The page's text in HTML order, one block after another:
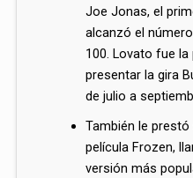
Joe Jonas, el
alcanzó el
100.​ Lovato fue
presentar la gira
de julio a
También le
película Frozen,
versión más